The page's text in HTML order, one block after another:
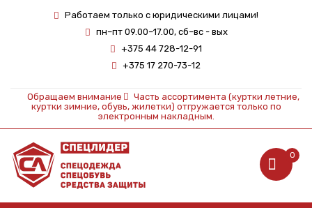
Работаем только с юридическими лицами!
пн–пт 09.00–17.00, сб–вс - вых
+375 44 728-12-91
+375 17 270-73-12
Обращаем внимание
Часть ассортимента (куртки летние,
куртки зимние, обувь, жилетки) отгружается только по
электронным накладным.
0